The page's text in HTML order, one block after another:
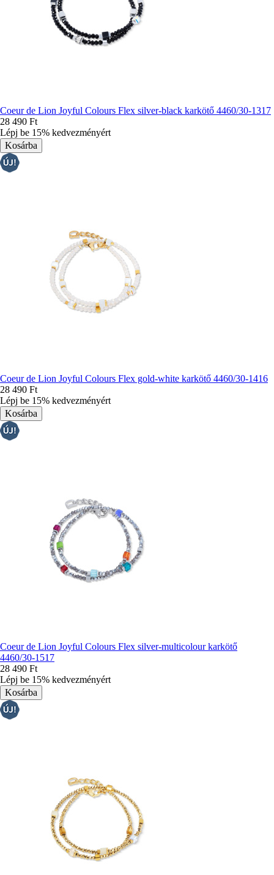
Coeur de Lion Joyful Colours Flex silver-black karkötő 4460/30-1317
28 490 Ft
Lépj be 15% kedvezményért
Coeur de Lion Joyful Colours Flex gold-white karkötő 4460/30-1416
28 490 Ft
Lépj be 15% kedvezményért
Coeur de Lion Joyful Colours Flex silver-multicolour karkötő
4460/30-1517
28 490 Ft
Lépj be 15% kedvezményért